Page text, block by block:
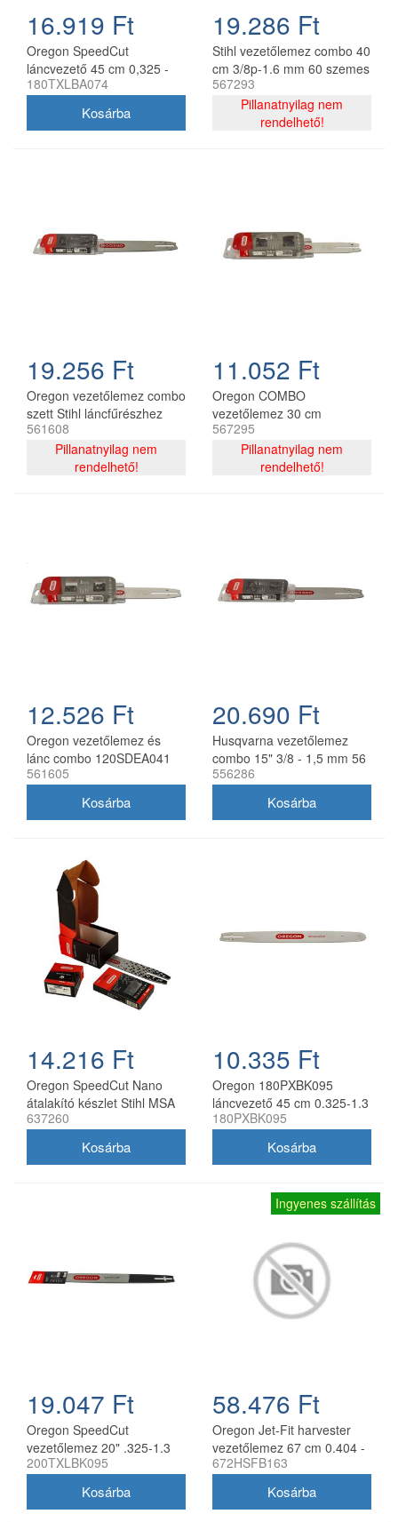
16.919 Ft
Oregon SpeedCut
láncvezető 45 cm 0,325 -
1,3 mm 68 szem Stihl
180TXLBA074
19.286 Ft
Stihl vezetőlemez combo 40
cm 3/8p-1.6 mm 60 szemes
lánccal, Oregon
75DPX060E, 2 db lánc
567293
Pillanatnyilag nem
rendelhető!
19.256 Ft
Oregon vezetőlemez combo
szett Stihl láncfűrészhez
325 - 1,6 mm 40 cm 67
szemes
561608
Pillanatnyilag nem
rendelhető!
11.052 Ft
Oregon COMBO
vezetőlemez 30 cm
120SDEA074 + 2 db
91P044E lánc 3/8P 1.3 mm
44 szemes
567295
Pillanatnyilag nem
rendelhető!
12.526 Ft
Oregon vezetőlemez és
lánc combo 120SDEA041
30 cm 3/8 1,3 mm 2x
561605
20.690 Ft
Husqvarna vezetőlemez
combo 15" 3/8 - 1,5 mm 56
szemes 2 db Oregon
556286
14.216 Ft
Oregon SpeedCut Nano
átalakító készlet Stihl MSA
161T 10" 325 1,1 mm
637260
10.335 Ft
Oregon 180PXBK095
láncvezető 45 cm 0.325-1.3
mm 72 szemes Husqvarna
180PXBK095
19.047 Ft
Oregon SpeedCut
vezetőlemez 20" .325-1.3
mm 78 szem Husqvarna
200TXLBK095
Ingyenes szállítás
58.476 Ft
Oregon Jet-Fit harvester
vezetőlemez 67 cm 0.404 -
2.0 mm
672HSFB163